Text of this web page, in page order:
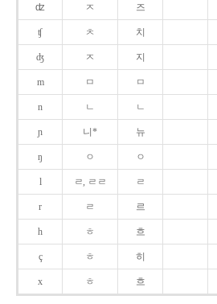
ʣ ㅈ 즈
ʧ ㅊ 치
ʤ ㅈ 지
m ㅁ ㅁ
n ㄴ ㄴ
ɲ 니* 뉴
ŋ ㅇ ㅇ
l ㄹ, ㄹㄹ ㄹ
r ㄹ 르
h ㅎ 흐
ç ㅎ 히
x ㅎ 흐